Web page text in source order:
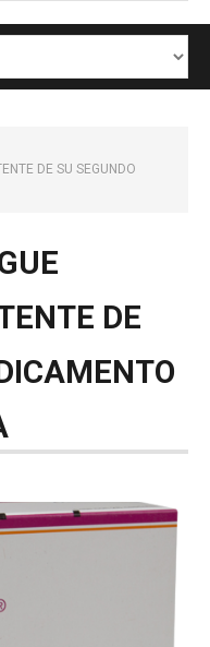
DE SU SEGUNDO
DE